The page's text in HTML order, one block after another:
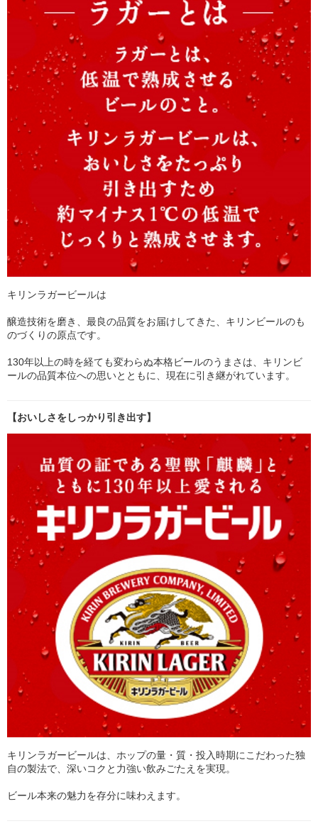
キリンラガービールは
醸造技術を磨き、最良の品質をお届けしてきた、キリンビールのも
のづくりの原点です。
130年以上の時を経ても変わらぬ本格ビールのうまさは、キリンビ
ールの品質本位への思いとともに、現在に引き継がれています。
【おいしさをしっかり引き出す】
キリンラガービールは、ホップの量・質・投入時期にこだわった独
自の製法で、深いコクと力強い飲みごたえを実現。
ビール本来の魅力を存分に味わえます。